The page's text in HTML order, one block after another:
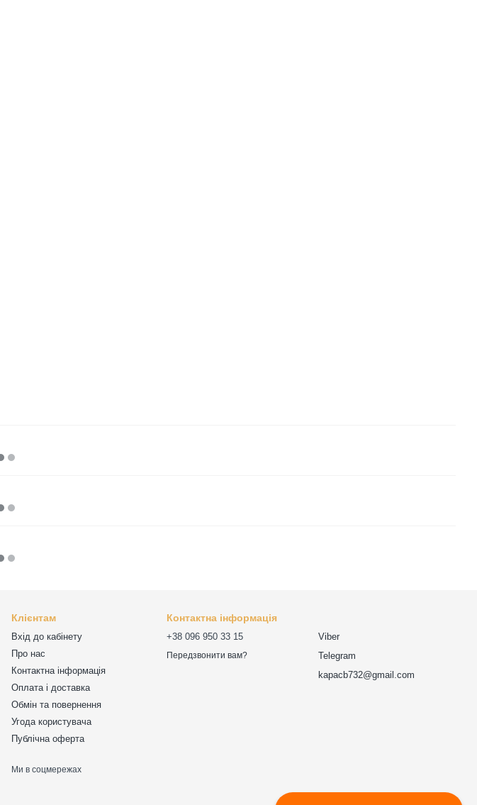
Клієнтам
Вхід до кабінету
Про нас
Контактна інформація
Оплата і доставка
Обмін та повернення
Угода користувача
Публічна оферта
Ми в соцмережах
Контактна інформація
+38 096 950 33 15
Передзвонити вам?
Viber
Telegram
kapacb732@gmail.com